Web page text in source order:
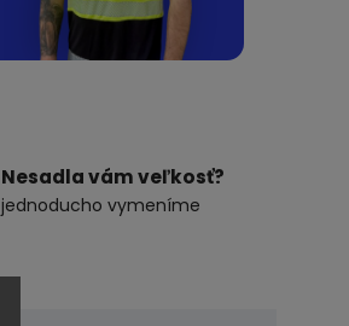
Nesadla vám veľkosť?
jednoducho vymeníme